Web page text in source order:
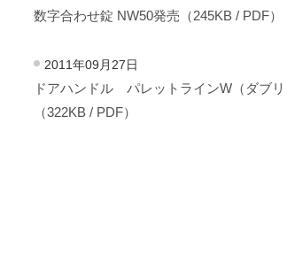
数字合わせ錠 NW50発売（245KB / PDF）
2011年09月27日
ドアハンドル パレットラインW（ダブ
（322KB / PDF）